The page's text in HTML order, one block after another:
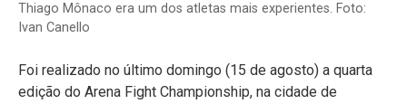
Thiago Mônaco era um dos atletas mais experientes. Foto:
Ivan Canello
Foi realizado no último domingo (15 de agosto) a quarta
edição do Arena Fight Championship, na cidade de